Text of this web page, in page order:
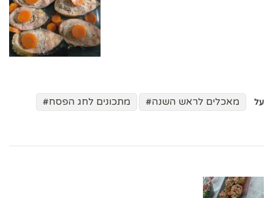
על מאכלים לראש השנה מתכונים לחג הפסח
בפוסטים